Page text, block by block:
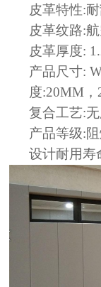
皮革特性:
皮革纹路:
皮革厚度:
产品尺寸:
度:20MM，
复合工艺:
产品等级:
设计耐用寿